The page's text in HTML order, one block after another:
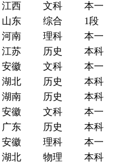
江西 文科
本一
山东 综合
1段
河南 理科
本一
江苏 历史
本科
安徽 文科
本一
湖北 历史
本科
湖南 历史
本科
安徽 文科
本一
广东 历史
本科
安徽 理科
本一
湖北 物理
本科